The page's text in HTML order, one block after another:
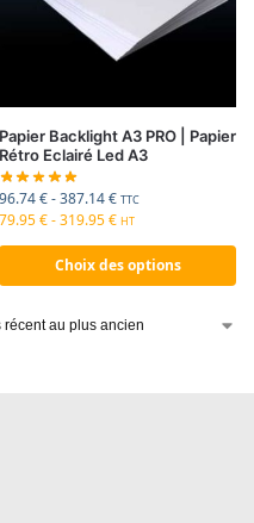
Papier Backlight A3 PRO | Papier
Rétro Eclairé Led A3
96.74€-387.14€ TTC
79.95€-319.95€ HT
Choix des options